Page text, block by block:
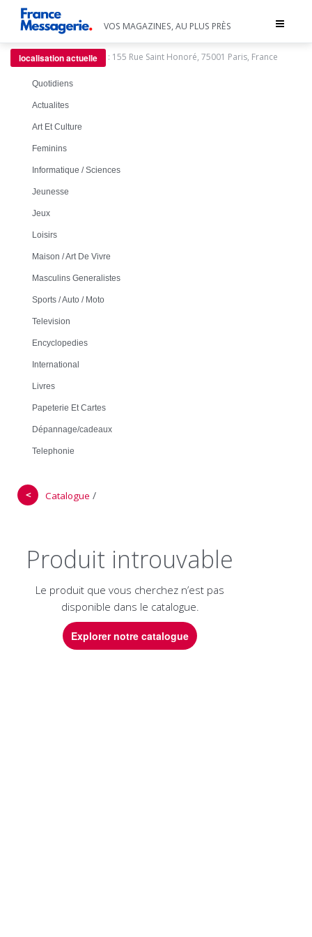
Toggle
VOS MAGAZINES, AU PLUS PRÈS
localisation actuelle : 155 Rue Saint Honoré, 75001 Paris, France
Quotidiens
Actualites
Art Et Culture
Feminins
Informatique / Sciences
Jeunesse
Jeux
Loisirs
Maison / Art De Vivre
Masculins Generalistes
Sports / Auto / Moto
Television
Encyclopedies
International
Livres
Papeterie Et Cartes
Dépannage/cadeaux
Telephonie
＜ Catalogue /
Produit introuvable
Le produit que vous cherchez n’est pas
disponible dans le catalogue.
Explorer notre catalogue